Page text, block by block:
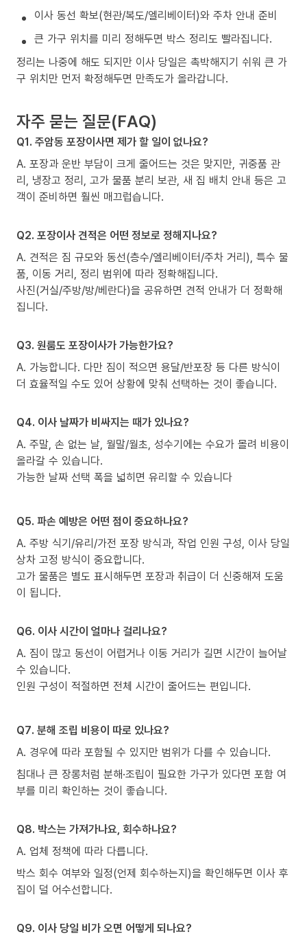
이사 동선 확보(현관/복도/엘리베이터)와 주차 안내 준비
큰 가구 위치를 미리 정해두면 박스 정리도 빨라집니다.
정리는 나중에 해도 되지만 이사 당일은 촉박해지기 쉬워 큰 가
구 위치만 먼저 확정해두면 만족도가 올라갑니다.
자주 묻는 질문(FAQ)
Q1. 주암동 포장이사면 제가 할 일이 없나요?
A. 포장과 운반 부담이 크게 줄어드는 것은 맞지만, 귀중품 관
리, 냉장고 정리, 고가 물품 분리 보관, 새 집 배치 안내 등은 고
객이 준비하면 훨씬 매끄럽습니다.
Q2. 포장이사 견적은 어떤 정보로 정해지나요?
A. 견적은 짐 규모와 동선(층수/엘리베이터/주차 거리), 특수 물
품, 이동 거리, 정리 범위에 따라 정확해집니다.
사진(거실/주방/방/베란다)을 공유하면 견적 안내가 더 정확해
집니다.
Q3. 원룸도 포장이사가 가능한가요?
A. 가능합니다. 다만 짐이 적으면 용달/반포장 등 다른 방식이
더 효율적일 수도 있어 상황에 맞춰 선택하는 것이 좋습니다.
Q4. 이사 날짜가 비싸지는 때가 있나요?
A. 주말, 손 없는 날, 월말/월초, 성수기에는 수요가 몰려 비용이
올라갈 수 있습니다.
가능한 날짜 선택 폭을 넓히면 유리할 수 있습니다
Q5. 파손 예방은 어떤 점이 중요하나요?
A. 주방 식기/유리/가전 포장 방식과, 작업 인원 구성, 이사 당일
상차 고정 방식이 중요합니다.
고가 물품은 별도 표시해두면 포장과 취급이 더 신중해져 도움
이 됩니다.
Q6. 이사 시간이 얼마나 걸리나요?
A. 짐이 많고 동선이 어렵거나 이동 거리가 길면 시간이 늘어날
수 있습니다.
인원 구성이 적절하면 전체 시간이 줄어드는 편입니다.
Q7. 분해 조립 비용이 따로 있나요?
A. 경우에 따라 포함될 수 있지만 범위가 다를 수 있습니다.
침대나 큰 장롱처럼 분해·조립이 필요한 가구가 있다면 포함 여
부를 미리 확인하는 것이 좋습니다.
Q8. 박스는 가져가나요, 회수하나요?
A. 업체 정책에 따라 다릅니다.
박스 회수 여부와 일정(언제 회수하는지)을 확인해두면 이사 후
집이 덜 어수선합니다.
Q9. 이사 당일 비가 오면 어떻게 되나요?